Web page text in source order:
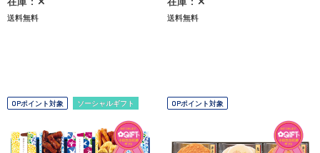
送料無料 送料無料
OPポイント対象 ソーシャルギフト OPポイント対象